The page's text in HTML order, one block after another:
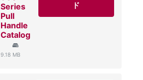
Series
Pull
Handle
Catalog
9.18 MB
ド